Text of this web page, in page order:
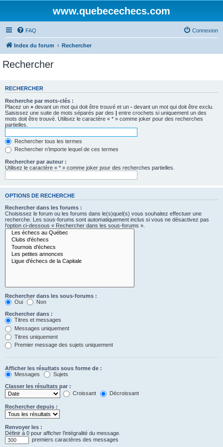
www.quebecechecs.com
FAQ Connexion
Index du forum Rechercher
Rechercher
RECHERCHER
Recherche par mots-clés :
Placez un + devant un mot qui doit être trouvé et un - devant un mot qui doit être exclu.
Saisissez une suite de mots séparés par des | entre crochets si uniquement un des
mots doit être trouvé. Utilisez le caractère « * » comme joker pour des recherches
partielles.
Rechercher tous les termes
Rechercher n’importe lequel de ces termes
Rechercher par auteur :
Utilisez le caractère « * » comme joker pour des recherches partielles.
OPTIONS DE RECHERCHE
Rechercher dans les forums :
Choisissez le forum ou les forums dans le(s)quel(s) vous souhaitez effectuer une
recherche. Les sous-forums sont automatiquement inclus si vous ne désactivez pas
l’option ci-dessous « Rechercher dans les sous-forums ».
Rechercher dans les sous-forums :
Oui
Non
Rechercher dans :
Titres et messages
Messages uniquement
Titres uniquement
Premier message des sujets uniquement
Afficher les résultats sous forme de :
Messages
Sujets
Classer les résultats par :
Croissant
Décroissant
Rechercher depuis :
Renvoyer les :
Définir à 0 pour afficher l’intégralité du message.
premiers caractères des messages